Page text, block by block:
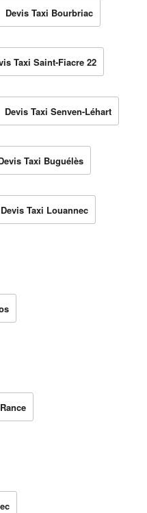
Devis Taxi Bourbriac
Taxi Saint-Fiacre 22
Devis Taxi Senven-Léhart
Taxi Buguélès
Devis Taxi Louannec